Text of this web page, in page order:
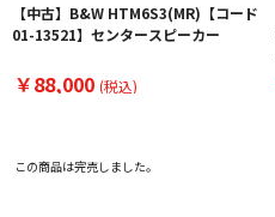
【中古】B&W HTM6S3(MR)【コード
01-13521】センタースピーカー
￥88,000 (税込)
この商品は完売しました。